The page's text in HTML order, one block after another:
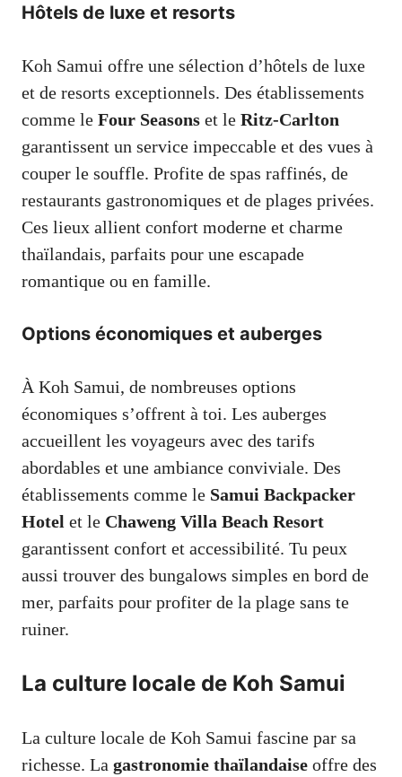
Hôtels de luxe et resorts
Koh Samui offre une sélection d’hôtels de luxe
et de resorts exceptionnels. Des établissements
comme le Four Seasons et le Ritz-Carlton
garantissent un service impeccable et des vues à
couper le souffle. Profite de spas raffinés, de
restaurants gastronomiques et de plages privées.
Ces lieux allient confort moderne et charme
thaïlandais, parfaits pour une escapade
romantique ou en famille.
Options économiques et auberges
À Koh Samui, de nombreuses options
économiques s’offrent à toi. Les auberges
accueillent les voyageurs avec des tarifs
abordables et une ambiance conviviale. Des
établissements comme le Samui Backpacker
Hotel et le Chaweng Villa Beach Resort
garantissent confort et accessibilité. Tu peux
aussi trouver des bungalows simples en bord de
mer, parfaits pour profiter de la plage sans te
ruiner.
La culture locale de Koh Samui
La culture locale de Koh Samui fascine par sa
richesse. La gastronomie thaïlandaise offre des